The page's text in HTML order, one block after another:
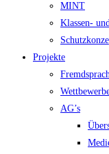
MINT
Klassen-
Projekte
AG’s